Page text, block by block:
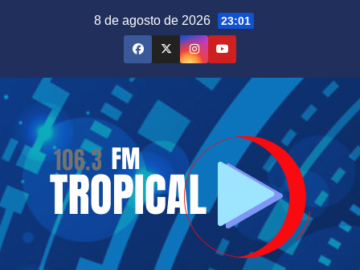
8 de agosto de 2026 23:01